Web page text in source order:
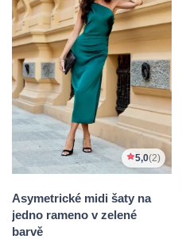
5,0(2)
Asymetrické midi šaty na
jedno rameno v zelené
barvě